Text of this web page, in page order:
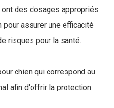
des dosages appropriés
pour assurer une efficacité
risques pour la santé.
chien qui correspond au
afin d'offrir la protection